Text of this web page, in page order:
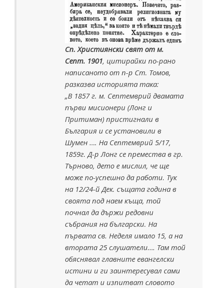
Сп. Християнски свят от м.
Септ. 1901, цитирайки по-рано
написаното от п-р Ст. Томов,
разказва историята така:
„В 1857 г. м. Септемврий двамата
първи мисионери (Лонг и
Притиман) пристигнали в
България и се установили в
Шумен …. На Септемврий 5/17,
1859г. Д-р Лонг се премества в гр.
Търново, дето е мислил, че ще
може по-успешно да работи. Тук
на 12/24-й Дек. същата година в
своята под наем къща, той
почнал да държи редовни
събрания на български. На
първата св. Неделя имало 15, а на
втората 25 слушатели…. Там той
обяснявал главните евангелски
истини и ги заинтересувал сами
да четат и изпитват словото